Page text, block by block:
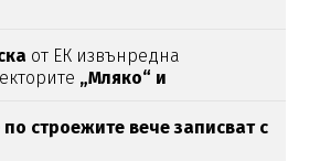
от ЕК извънредна
„Мляко“ и
строежите вече записват с